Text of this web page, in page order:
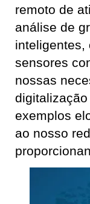
remoto de
análise de
inteligentes,
sensores
nossas
exemplos
ao nosso